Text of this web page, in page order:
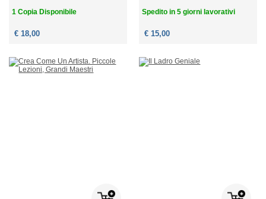
1 Copia Disponibile
€ 18,00
Spedito in 5 giorni lavorativi
€ 15,00